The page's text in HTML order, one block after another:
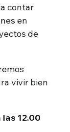
contar
en
de
vivir bien
12.00